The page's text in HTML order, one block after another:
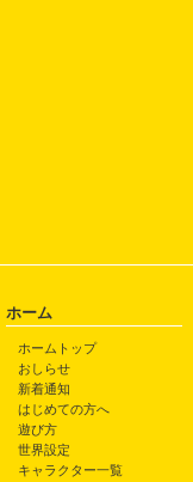
ホーム
ホームトップ
おしらせ
新着通知
はじめての方へ
遊び方
世界設定
キャラクター一覧